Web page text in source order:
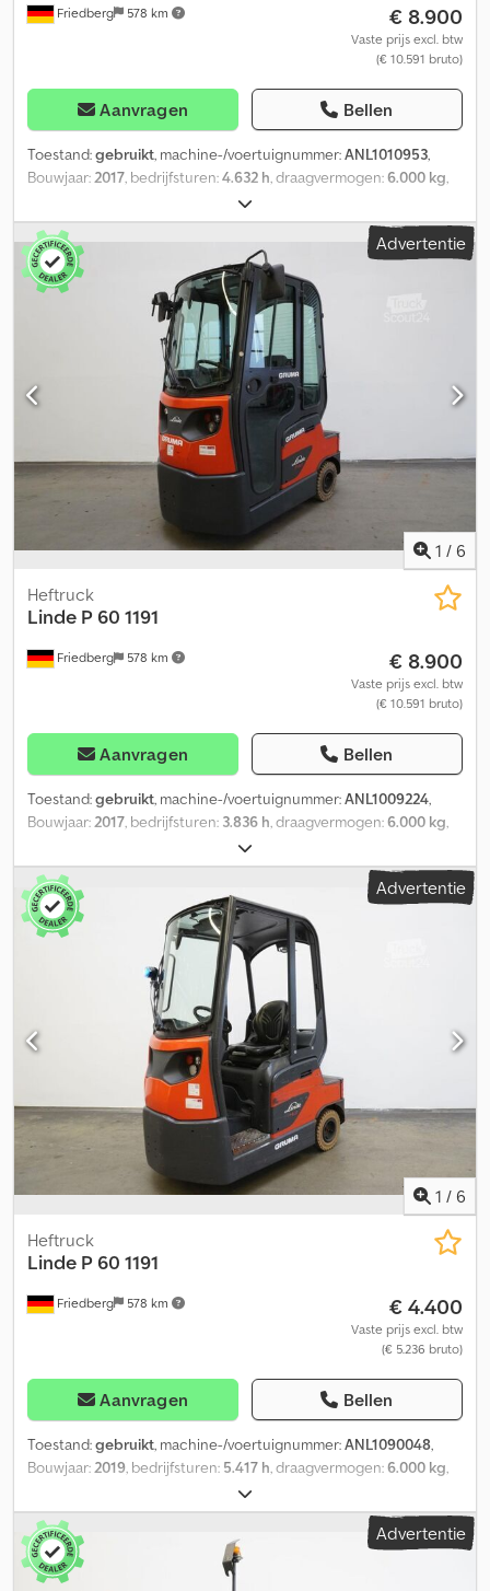
Friedberg 578 km € 8.900
Vaste prijs excl. btw
(€ 10.591 bruto)
Aanvragen Bellen
Toestand:gebruikt, machine-/voertuignummer:ANL1010953,
Bouwjaar: 2017 , bedrijfsturen:4.632 h , draagvermogen:6.000 kg
, batterijspanning:
4.00-8, achterbandmaat:4.00-8, leeggewicht:1.515 kg, totale
hoogte:2.300 mm 1.830 mm , totale breedte:996
mm, brandstof: elektriciteit, - Aquamatic en elektrolyt-circulatie
op de accu Dcodpezcz Nqsfx Apbek - Voertuigstekker REMA 160A
- 180° accudeur voor accuwissel - Spanningsomvormer -
Volcabine - Bouwhoogte met bestuurdersbeschermdak: 2070
mm - Verwarming - Verlichtingsinstallatie met parkeer- en
rijverlichting, remlichten en richtingaanwijzers gemonteerd
boven op het bestuurdersbeschermdak inclusief STVZO-
uitrusting - Spot voor: BlueSpot - Trekhaak: zonder - Binnen- en
buitenspiegels - Toegangscontrole: LFM-RFID - Luchtgeveerde
bestuurdersstoel (stof bekleding) - Éénpedaalbediening -
Richtingsschakelaar op stuurkolom, terminalhouder cabine +24V
- Spanningsvoorziening - Speciale lakering en
voertuigbeplakking met folie RAL 6033 - 12V stopcontact in de
cabine - Laden via achterkant mogelijk, laadstekker REMA 160A
Advertentie
1 / 6
Friedberg 578 km
Heftruck
Linde P 60 1191
€ 8.900
Vaste prijs excl. btw
(€ 10.591 bruto)
Aanvragen Bellen
Toestand:gebruikt, machine-/voertuignummer:ANL1009224,
Bouwjaar:2017, bedrijfsturen: 3.836 h, draagvermogen:6.000 kg,
, batterijspanning:
4.00-8, achterbandmaat:4.00-8, leeggewicht:1.512 kg, totale
hoogte:2.070 mm , totale lengte: , totale breedte:996
mm, brandstof: elektriciteit, - Aquamatic en elektrolytomloop op
batterij - Zijdelingse batterijwissel zonder rollen -
Spanningsomvormer - Volledige cabine - Bouwhoogte met
bestuurdersbeschermdak: 2070 mm - Verwarming -
Verlichtingsinstallatie met stads- en rijlicht, remlichten en
richtingaanwijzers (LED) - Spot vooraan: BlueSpot - Trekhaak:
zonder - Binnen- en buitenspiegels - Toegangscontrole: pincode
- Comfort bestuurdersstoel (stoffen bekleding) - Eénpedaal -
Binnenspiegel Spafax - Extra achterlichten op beschermdak -
Linde Curve Assist - 12V-aansluiting achter voor aanhanger
Dedpfszhpymox Apbock - 12V-aansluiting in cabine - Verlengstuk
voor trekhaak 200 mm
Advertentie
1 / 6
Friedberg 578 km
Heftruck
Linde P 60 1191
€ 4.400
Vaste prijs excl. btw
(€ 5.236 bruto)
Aanvragen Bellen
Toestand:gebruikt, machine-/voertuignummer:ANL1090048,
Bouwjaar: 2019 , bedrijfsturen: 5.417 h , draagvermogen:6.000 kg
, batterijspanning:
4.00-8, achterbandmaat:4.00-8, leeggewicht:1.440 kg, totale
hoogte:2.170 mm , totale lengte: , totale breedte:996
mm, brandstof:
, - Aquamatic op batterij -
Voertuigsteker REMA 160A - 180° batterijdeur voor batterijwissel -
Advertentie